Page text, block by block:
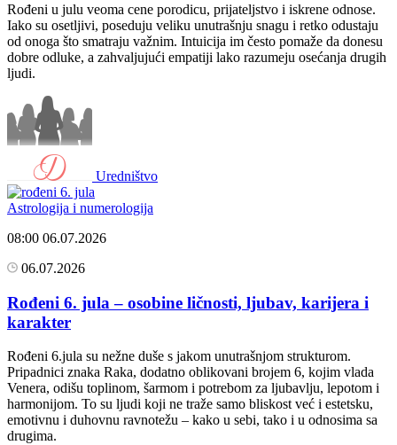
Rođeni u julu veoma cene porodicu, prijateljstvo i iskrene odnose.
Iako su osetljivi, poseduju veliku unutrašnju snagu i retko odustaju
od onoga što smatraju važnim. Intuicija im često pomaže da donesu
dobre odluke, a zahvaljujući empatiji lako razumeju osećanja drugih
ljudi.
Uredništvo
Astrologija i numerologija
08:00 06.07.2026
06.07.2026
Rođeni 6. jula – osobine ličnosti, ljubav, karijera i
karakter
Rođeni 6.jula su nežne duše s jakom unutrašnjom strukturom.
Pripadnici znaka Raka, dodatno oblikovani brojem 6, kojim vlada
Venera, odišu toplinom, šarmom i potrebom za ljubavlju, lepotom i
harmonijom. To su ljudi koji ne traže samo bliskost već i estetsku,
emotivnu i duhovnu ravnotežu – kako u sebi, tako i u odnosima sa
drugima.